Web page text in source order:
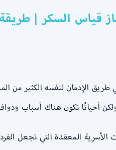
قياس السكر |
الإدمان لنفسه الكثير من
أحيانًا تكون هناك أسباب
الأسرية المعقدة التي تجعل